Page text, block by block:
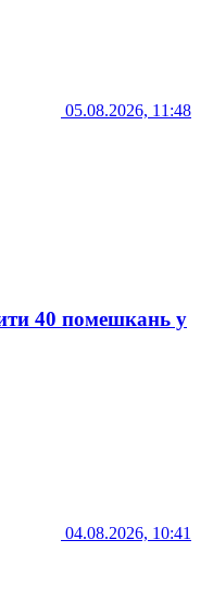
05.08.2026, 11:48
40 помешкань у
04.08.2026, 10:41